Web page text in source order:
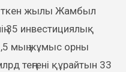
жылы Жамбыл
35 инвестициялық
мың жұмыс орны
теңгені құрайтын 33